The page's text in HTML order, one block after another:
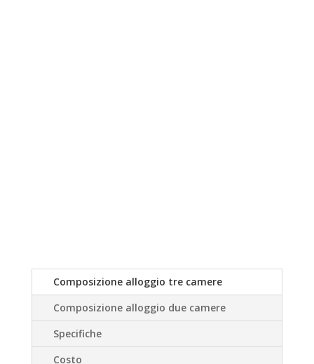
Composizione alloggio tre camere
Composizione alloggio due camere
Specifiche
Costo